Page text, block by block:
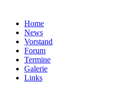
Home
News
Vorstand
Forum
Termine
Galerie
Links